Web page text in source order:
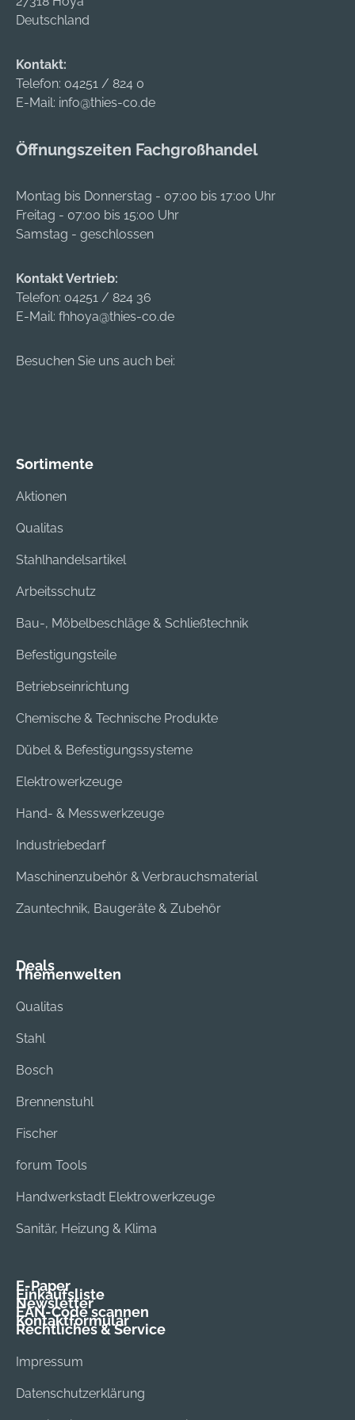
mühelosen
Zum Trennen von
PP-, PE-, PEX-, PB-
und PVDF-
und PE-Rohren
Werkzeuge GmbH,
Deutschland
Kontakt:
Telefon: 04251 / 824 0
E-Mail: info@thies-co.de
Öffnungszeiten Fachgroßhandel
Montag bis Donnerstag - 07:00 bis 17:00 Uhr
Freitag - 07:00 bis 15:00 Uhr
Samstag - geschlossen
Kontakt Vertrieb:
Telefon: 04251 / 824 36
E-Mail: fhhoya@thies-co.de
Besuchen Sie uns auch bei:
Sortimente
Aktionen
Qualitas
Stahlhandelsartikel
Arbeitsschutz
Bau-, Möbelbeschläge & Schließtechnik
Befestigungsteile
Betriebseinrichtung
Chemische & Technische Produkte
Dübel & Befestigungssysteme
Elektrowerkzeuge
Hand- & Messwerkzeuge
Industriebedarf
Maschinenzubehör & Verbrauchsmaterial
Zauntechnik, Baugeräte & Zubehör
Deals
Themenwelten
Qualitas
Stahl
Bosch
Brennenstuhl
Fischer
forum Tools
Handwerkstadt Elektrowerkzeuge
Sanitär, Heizung & Klima
E-Paper
Einkaufsliste
Newsletter
EAN-Code scannen
Kontaktformular
Rechtliches & Service
Impressum
Datenschutzerklärung